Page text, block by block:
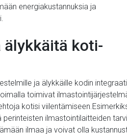
energiakustannuksia ja
koti-
ja älykkäille kodin
toimivat
kotisi
ilmastointilaitteiden
ilmaa ja voivat olla